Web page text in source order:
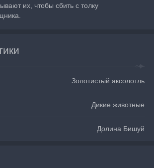
их, чтобы сбить с толку
Золотистый аксолотль
Дикие животные
Долина Бишуй